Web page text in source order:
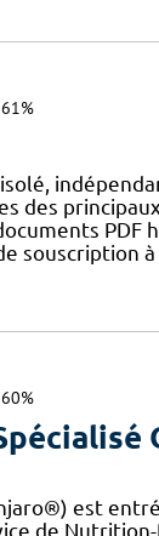
61%
des
PDF
souscription
60%
est
de